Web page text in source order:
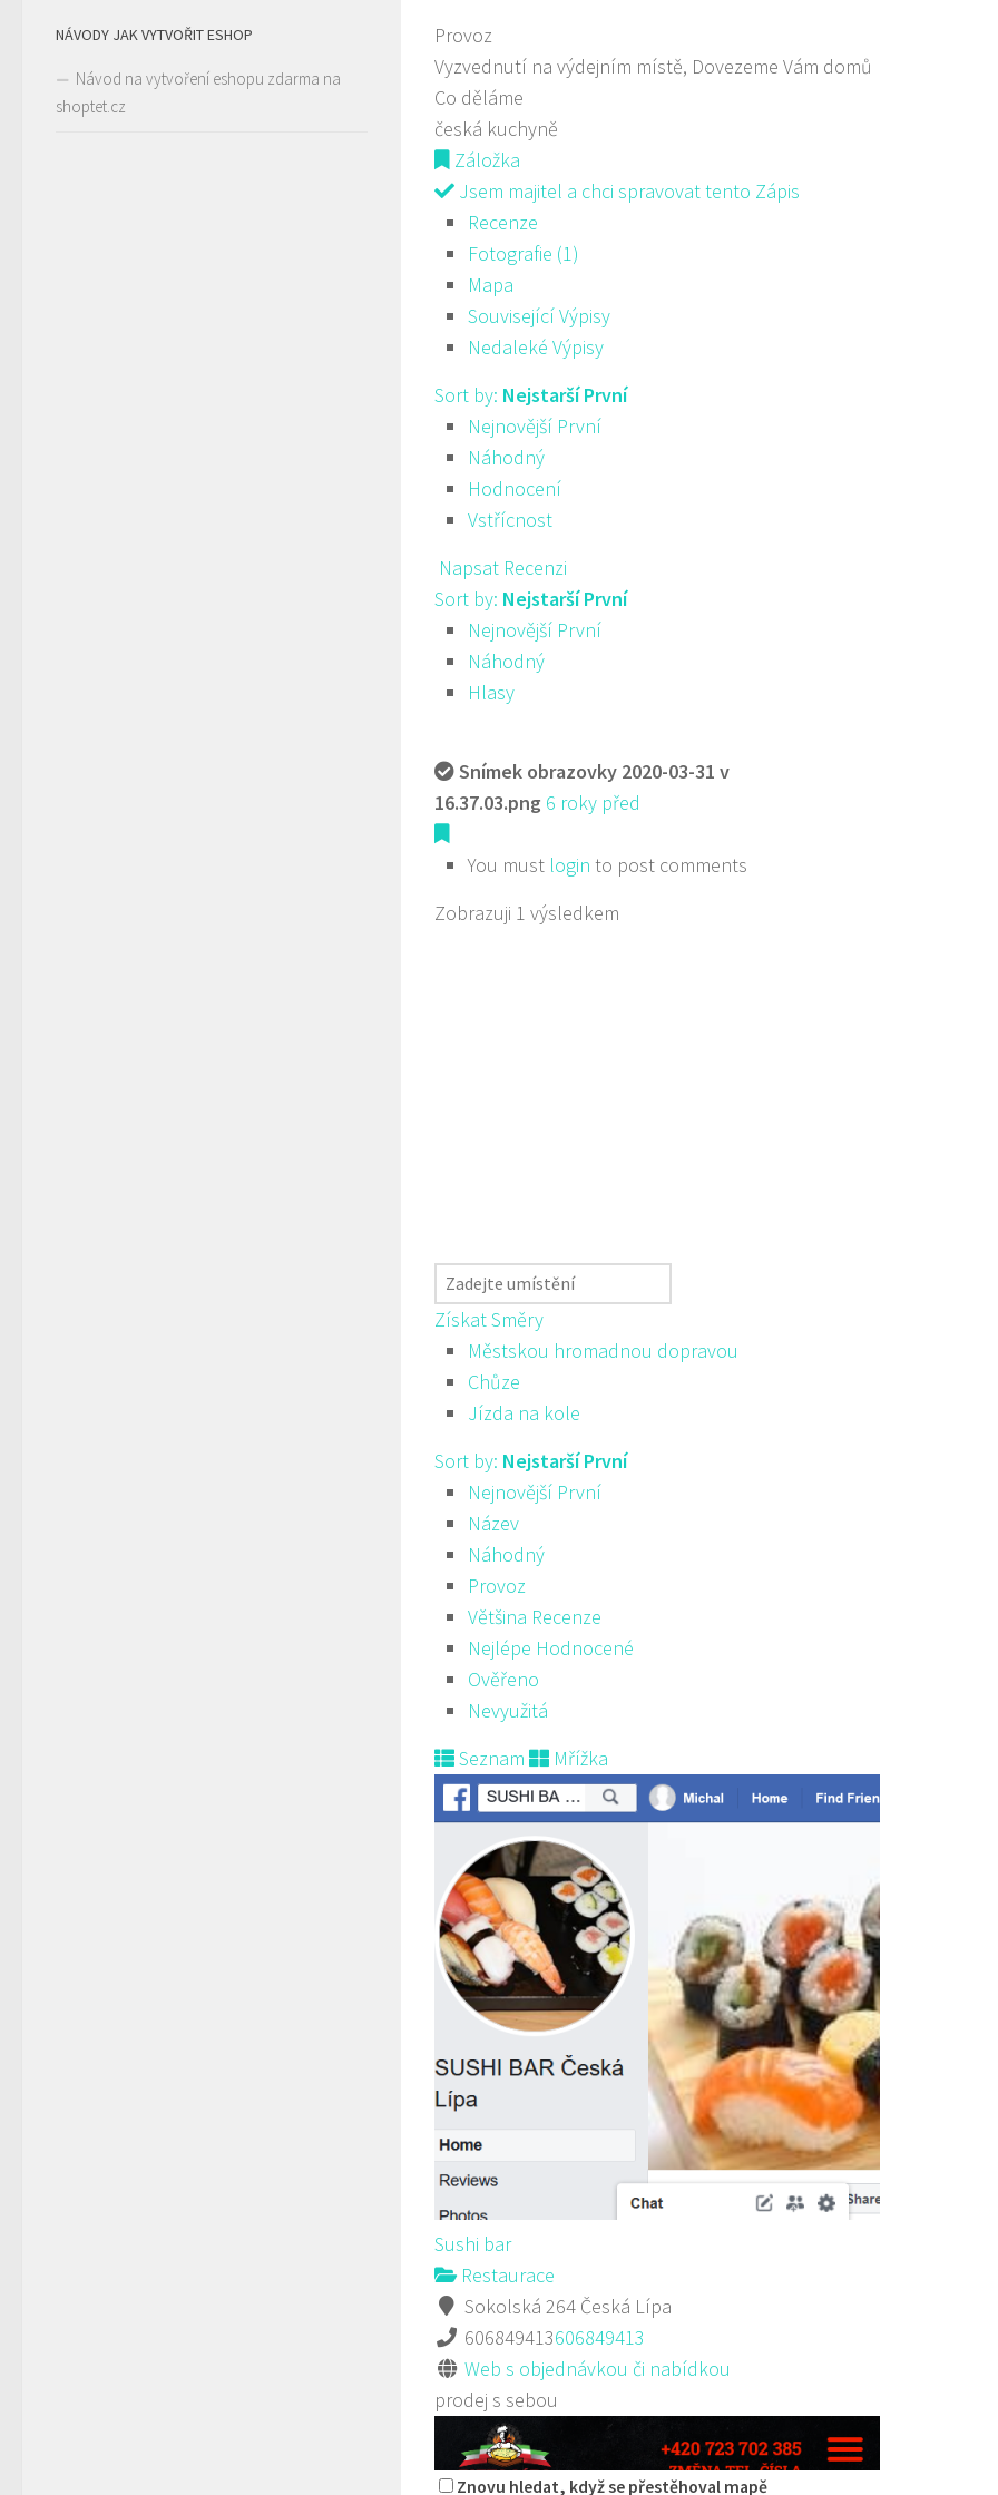
Provoz
Vyzvednutí na výdejním místě, Dovezeme Vám domů
Co děláme
česká kuchyně
Záložka
Jsem majitel a chci spravovat tento Zápis
Recenze
Fotografie (1)
Mapa
Související Výpisy
Nedaleké Výpisy
Sort by: Nejstarší První
Nejnovější První
Náhodný
Hodnocení
Vstřícnost
Napsat Recenzi
Sort by: Nejstarší První
Nejnovější První
Náhodný
Hlasy
Snímek obrazovky 2020-03-31 v
16.37.03.png 6 roky před
You must login to post comments
Zobrazuji 1 výsledkem
Získat Směry
Městskou hromadnou dopravou
Chůze
Jízda na kole
Sort by: Nejstarší První
Nejnovější První
Název
Náhodný
Provoz
Většina Recenze
Nejlépe Hodnocené
Ověřeno
Nevyužitá
Seznam
Mřížka
Sushi bar
Restaurace
Sokolská 264 Česká Lípa
606849413606849413
Web s objednávkou či nabídkou
prodej s sebou
Znovu hledat, když se přestěhoval mapě
NÁVODY JAK VYTVOŘIT ESHOP
Návod na vytvoření eshopu zdarma na
shoptet.cz